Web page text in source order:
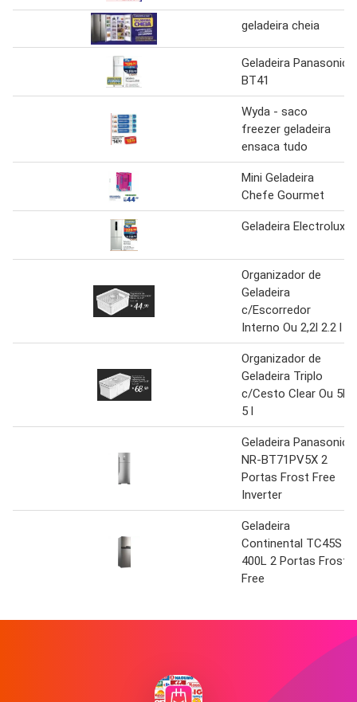
geladeira cheia
Geladeira Panasonic
BT41
Wyda - saco
freezer geladeira
ensaca tudo
Mini Geladeira
Chefe Gourmet
Geladeira Electrolux
Organizador de
Geladeira
c/Escorredor
Interno Ou 2,2l 2.2 l
Organizador de
Geladeira Triplo
c/Cesto Clear Ou 5l
5 l
Geladeira Panasonic
NR-BT71PV5X 2
Portas Frost Free
Inverter
Geladeira
Continental TC45S
400L 2 Portas Frost
Free